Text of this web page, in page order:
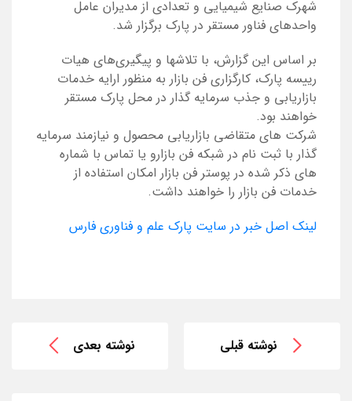
شهرک صنایع شیمیایی و تعدادی از مدیران عامل
واحدهای فناور مستقر در پارک برگزار شد.
بر اساس این گزارش، با تلاشها و پیگیری‌های هیات
رییسه پارک، کارگزاری فن بازار به منظور ارایه خدمات
بازاریابی و جذب سرمایه گذار در محل پارک مستقر
خواهند بود.
شرکت های متقاضی بازاریابی محصول و نیازمند سرمایه
گذار با ثبت نام در شبکه فن بازارو یا تماس با شماره
های ذکر شده در پوستر فن بازار امکان استفاده از
خدمات فن بازار را خواهند داشت.
لینک اصل خبر در سایت پارک علم و فناوری فارس
نوشته قبلی نوشته بعدی